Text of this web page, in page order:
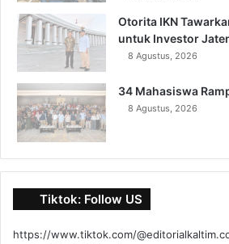
Otorita IKN
untuk Investor
8 Agustus, 2026
34 Mahasiswa
8 Agustus, 2026
Tiktok: Follow US
https://www.tiktok.com/